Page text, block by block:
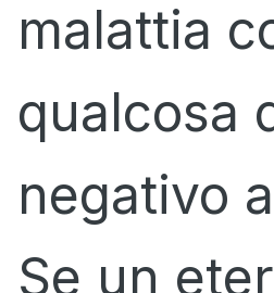
malattia
qualcosa
negativo
Se un